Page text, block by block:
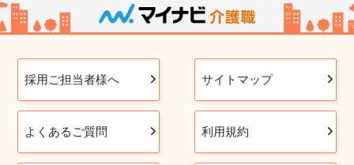
採用ご担当者様へ サイトマップ
よくあるご質問 利用規約